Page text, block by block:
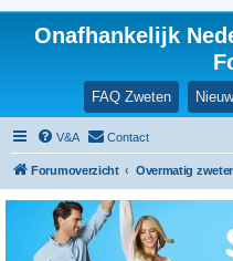
Onafhankelijk
FAQ Zweten
V&A Contact
Forumoverzicht